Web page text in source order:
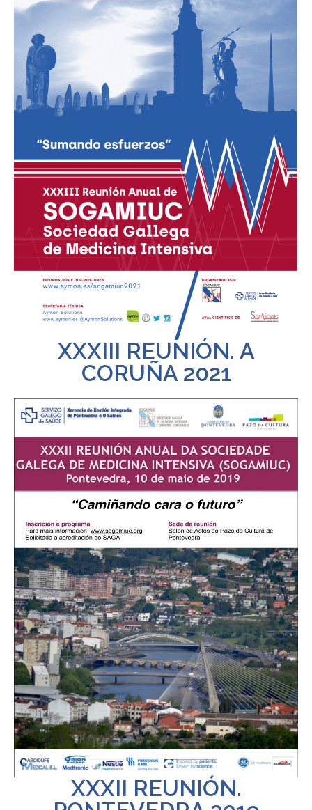
XXXIII REUNIÓN. A
CORUÑA 2021
XXXII REUNIÓN.